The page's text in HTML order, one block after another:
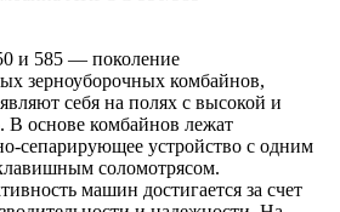
и 585 — поколение
зерноуборочных комбайнов,
себя на полях с высокой и
В основе комбайнов лежат
сепарирующее устройство с одним
соломотрясом.
машин достигается за счет